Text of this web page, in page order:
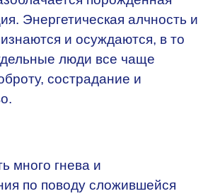
Энергетическая алчность и
и осуждаются, в то
люди все чаще
сострадание и
много гнева и
по поводу сложившейся